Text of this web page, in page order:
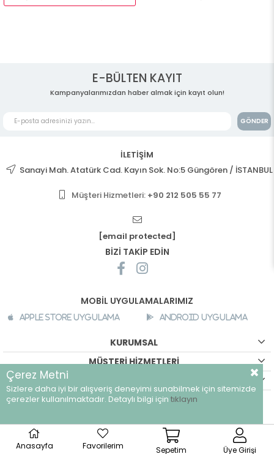
E-BÜLTEN KAYIT
Kampanyalarımızdan haber almak için kayıt olun!
GÖNDER
İLETİŞİM
Sanayi Mah. Atatürk Cad. Kayın Sok. No:5 Güngören / İSTANBUL
Müşteri Hizmetleri: +90 212 505 55 77
[email protected]
BİZİ TAKİP EDİN
MOBİL UYGULAMALARIMIZ
Apple Store Uygulama Android Uygulama
KURUMSAL
MÜŞTERİ HİZMETLERİ
©breeze.com.tr - Tüm hakları saklıdır.
Anasayfa Favorilerim Sepetim Üye Girişi
Çerez Metni
Sizlere daha iyi bir alışveriş deneyimi sunabilmek için sitemizde
çerezler kullanılmaktadır. Detaylı bilgi için tıklayın